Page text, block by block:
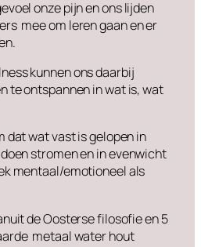
onze pijn en ons lijden
mee om leren gaan en er
kunnen ons daarbij
te ontspannen in wat is, wat
dat wat vast is gelopen in
stromen en in evenwicht
mentaal/emotioneel als
de Oosterse filosofie en 5
metaal water hout